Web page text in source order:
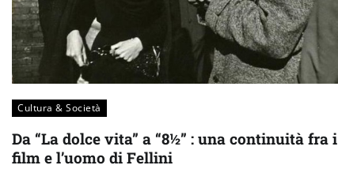
Cultura & Società
Da “La dolce vita” a “8½” : una continuità fra i
film e l’uomo di Fellini